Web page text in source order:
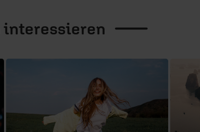
interessieren